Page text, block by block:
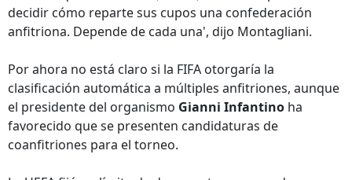
decidir cómo reparte sus cupos una confederación
anfitriona. Depende de cada una', dijo Montagliani.
Por ahora no está claro si la FIFA otorgaría la
clasificación automática a múltiples anfitriones, aunque
el presidente del organismo Gianni Infantino ha
favorecido que se presenten candidaturas de
coanfitriones para el torneo.